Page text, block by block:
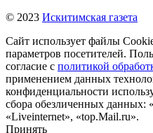
© 2023 Искитимская газета
Сайт использует файлы
параметров посетителей.
согласие с политикой
применением данных
конфиденциальности
сбора обезличенных данных:
«Liveinternet», «top.Mail.ru».
Принять